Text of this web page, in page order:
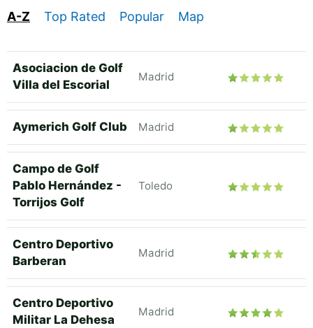
A-Z Top Rated Popular Map
Asociacion de Golf
Villa del Escorial
Madrid
Aymerich Golf Club Madrid
Campo de Golf
Pablo Hernández -
Torrijos Golf
Toledo
Centro Deportivo
Barberan
Madrid
Centro Deportivo
Militar La Dehesa
Madrid